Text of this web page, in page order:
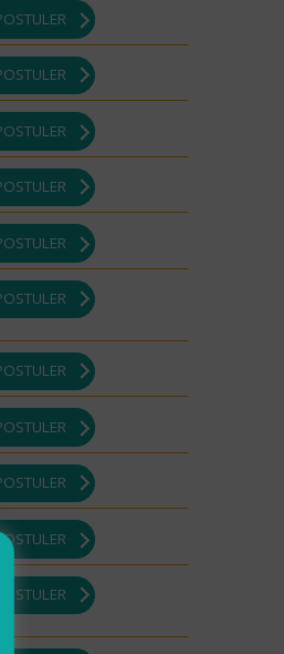
POSTULER